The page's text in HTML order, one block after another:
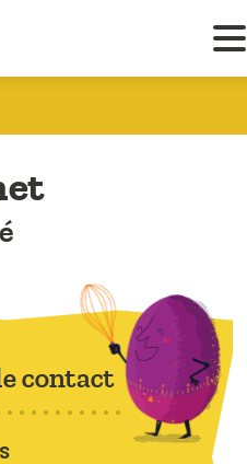
contact